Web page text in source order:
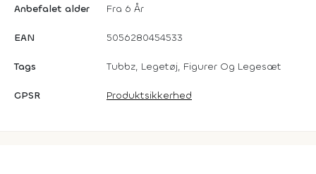
Anbefalet alder Fra 6 År
EAN 5056280454533
Tags Tubbz, Legetøj, Figurer Og Legesæt
GPSR Produktsikkerhed